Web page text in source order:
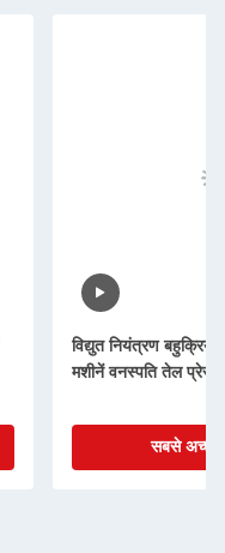
विद्युत नियंत्रण
मशीनें वनस्पति तेल प्रेस
सबसे अच्छी